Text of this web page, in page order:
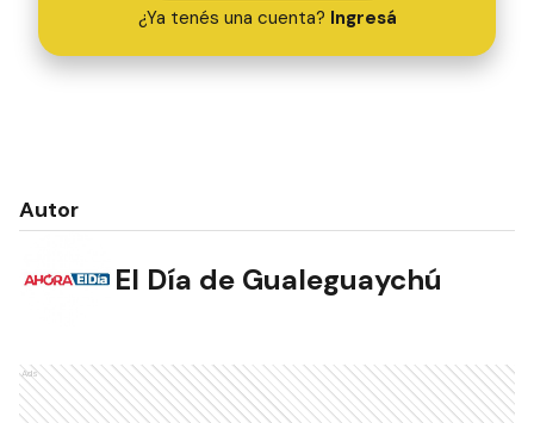
¿Ya tenés una cuenta? Ingresá
Autor
El Día de Gualeguaychú
Ads